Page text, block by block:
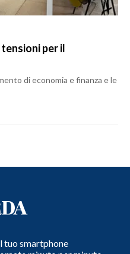
per il
di economia e finanza e le
tuo smartphone